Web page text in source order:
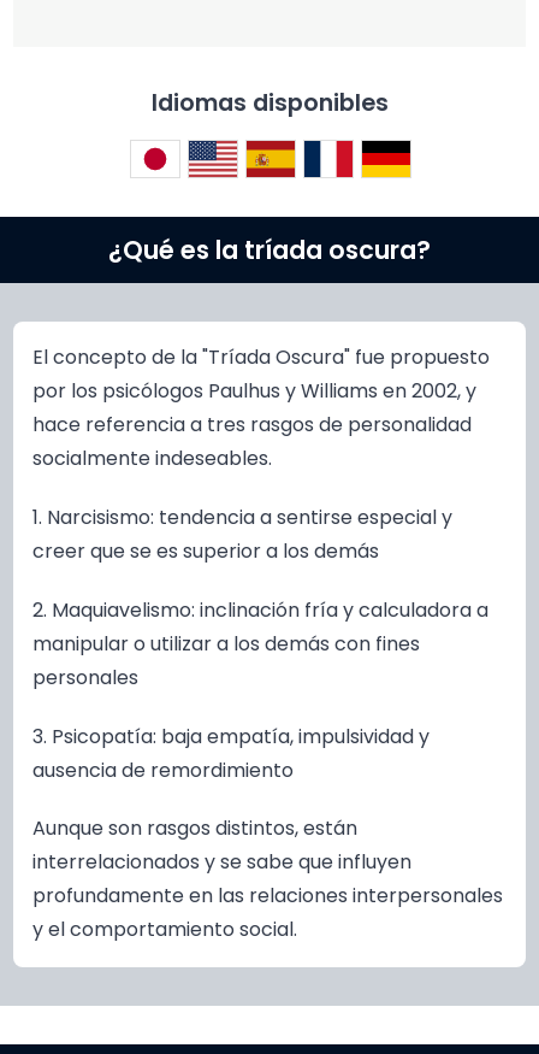
Idiomas disponibles
¿Qué es la tríada oscura?
El concepto de la "Tríada Oscura" fue propuesto
por los psicólogos Paulhus y Williams en 2002, y
hace referencia a tres rasgos de personalidad
socialmente indeseables.
1. Narcisismo: tendencia a sentirse especial y
creer que se es superior a los demás
2. Maquiavelismo: inclinación fría y calculadora a
manipular o utilizar a los demás con fines
personales
3. Psicopatía: baja empatía, impulsividad y
ausencia de remordimiento
Aunque son rasgos distintos, están
interrelacionados y se sabe que influyen
profundamente en las relaciones interpersonales
y el comportamiento social.